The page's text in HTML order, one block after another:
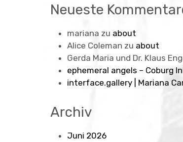
Neueste
mariana zu about
Alice Coleman zu about
Gerda Maria und Dr. Klaus
ephemeral angels – Coburg
interface.gallery | Mariana
Archiv
Juni 2026